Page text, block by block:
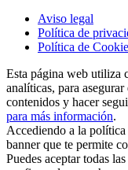
Aviso legal
Política de
Política de
Esta página web utiliza
analíticas, para
contenidos y hacer
para más información.
Accediendo a la política
banner que te permite
Puedes aceptar todas